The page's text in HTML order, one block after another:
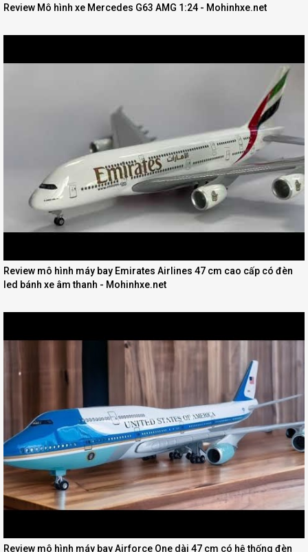
Review Mô hình xe Mercedes G63 AMG 1:24 - Mohinhxe.net
Review mô hình máy bay Emirates Airlines 47 cm cao cấp có đèn
led bánh xe âm thanh - Mohinhxe.net
Review mô hình máy bay Airforce One dài 47 cm có hệ thống đèn